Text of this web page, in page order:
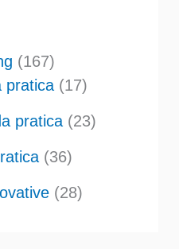
(167)
pratica(17)
pratica(23)
(36)
(28)